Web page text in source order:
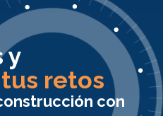
y
tus retos
con